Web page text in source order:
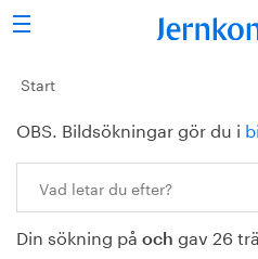
Sök
Stålindustrin
Vision 2050
Forskning/utbildning
Energi/miljö
Start
OBS. Bildsökningar gör du i
Din sökning på och gav 26